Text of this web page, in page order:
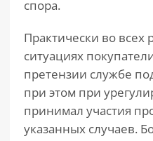
спора.
Практически во всех
ситуациях
претензии службе
при этом при
принимал участия
указанных случаев.